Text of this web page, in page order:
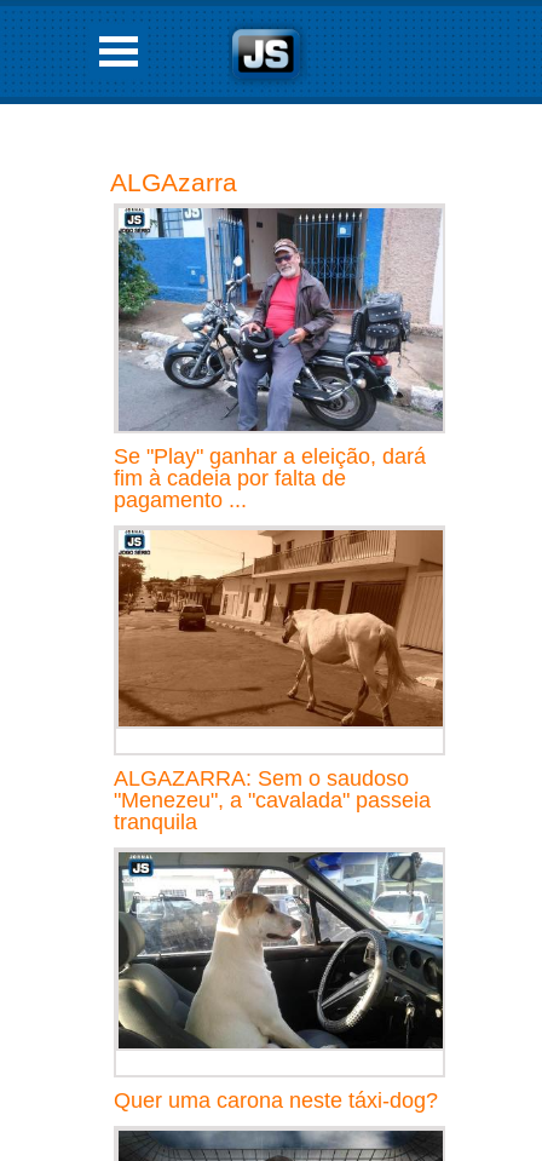
ALGAzarra
Se "Play" ganhar a eleição, dará
fim à cadeia por falta de
pagamento ...
ALGAZARRA: Sem o saudoso
"Menezeu", a "cavalada" passeia
tranquila
Quer uma carona neste táxi-dog?